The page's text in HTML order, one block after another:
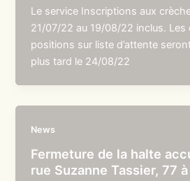
Le service Inscriptions aux
21/07/22 au 19/08/22 inclus. Les
positions sur liste d’attente
plus tard le 24/08/22
News
Fermeture de la halte
rue Suzanne Tassier, 77